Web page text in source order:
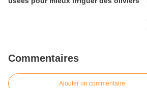
Commentaires
Ajouter un commentaire